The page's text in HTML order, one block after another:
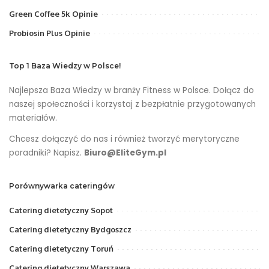
Green Coffee 5k Opinie
Probiosin Plus Opinie
Top 1 Baza Wiedzy w Polsce!
Najlepsza Baza Wiedzy w branży Fitness w Polsce. Dołącz do
naszej społeczności i korzystaj z bezpłatnie przygotowanych
materiałów.
Chcesz dołączyć do nas i również tworzyć merytoryczne
poradniki? Napisz. Biuro@EliteGym.pl
Porównywarka cateringów
Catering dietetyczny Sopot
Catering dietetyczny Bydgoszcz
Catering dietetyczny Toruń